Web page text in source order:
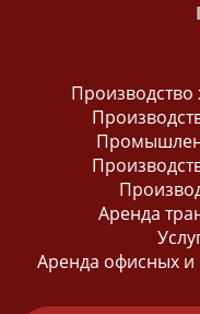
Аренда
Аренда офисных